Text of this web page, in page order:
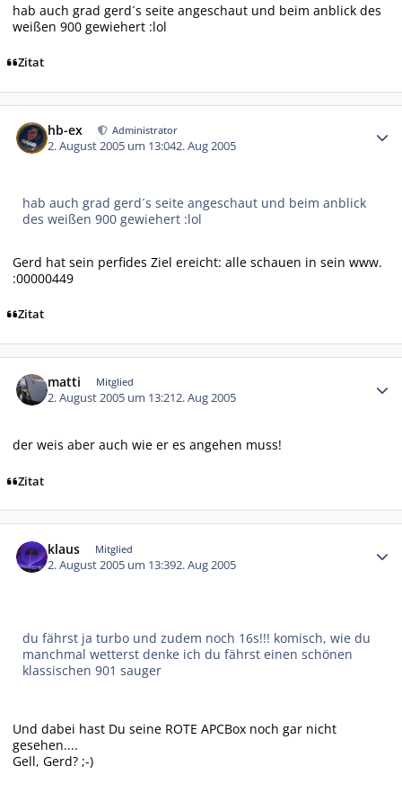
hab auch grad gerd´s seite angeschaut und beim anblick des
weißen 900 gewiehert :lol
Zitat
hb-ex Administrator
2. August 2005 um 13:042. Aug 2005
hab auch grad gerd´s seite angeschaut und beim anblick
des weißen 900 gewiehert :lol
Gerd hat sein perfides Ziel ereicht: alle schauen in sein www.
:00000449
Zitat
matti Mitglied
2. August 2005 um 13:212. Aug 2005
der weis aber auch wie er es angehen muss!
Zitat
klaus Mitglied
2. August 2005 um 13:392. Aug 2005
du fährst ja turbo und zudem noch 16s!!! komisch, wie du
manchmal wetterst denke ich du fährst einen schönen
klassischen 901 sauger
Und dabei hast Du seine ROTE APCBox noch gar nicht
gesehen....
Gell, Gerd? ;-)